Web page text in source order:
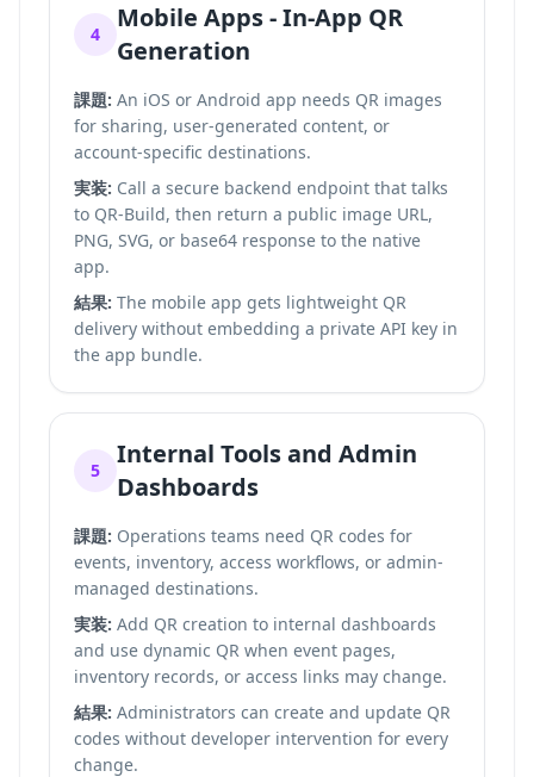
4
Mobile Apps - In-App QR
Generation
課題: An iOS or Android app needs QR images
for sharing, user-generated content, or
account-specific destinations.
実装: Call a secure backend endpoint that talks
to QR-Build, then return a public image URL,
PNG, SVG, or base64 response to the native
app.
結果: The mobile app gets lightweight QR
delivery without embedding a private API key in
the app bundle.
5
Internal Tools and Admin
Dashboards
課題: Operations teams need QR codes for
events, inventory, access workflows, or admin-
managed destinations.
実装: Add QR creation to internal dashboards
and use dynamic QR when event pages,
inventory records, or access links may change.
結果: Administrators can create and update QR
codes without developer intervention for every
change.